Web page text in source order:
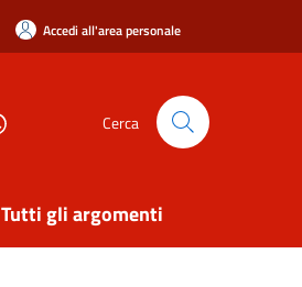
Accedi all'area personale
Cerca
Tutti gli argomenti